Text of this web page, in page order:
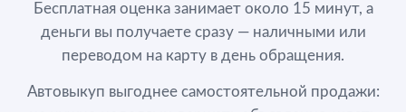
Бесплатная оценка занимает около 15 минут, а
деньги вы получаете сразу — наличными или
переводом на карту в день обращения.
Автовыкуп выгоднее самостоятельной продажи: